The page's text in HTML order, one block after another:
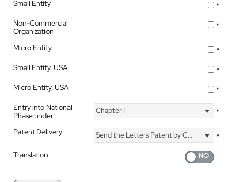
Small Entity
*
Non-Commercial
Organization
*
Micro Entity
*
Small Entity, USA
*
Micro Entity, USA
*
Entry into National
Phase under
Chapter I *
Patent Delivery Send the Letters Patent by Courier
*
Translation